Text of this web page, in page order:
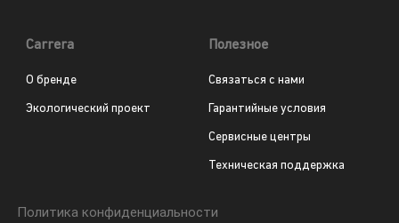
Carrera
О бренде
Экологический проект
Полезное
Связаться с нами
Гарантийные условия
Сервисные центры
Техническая поддержка
Политика конфиденциальности